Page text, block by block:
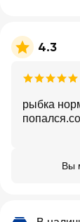
4.3
рыбка
Вы